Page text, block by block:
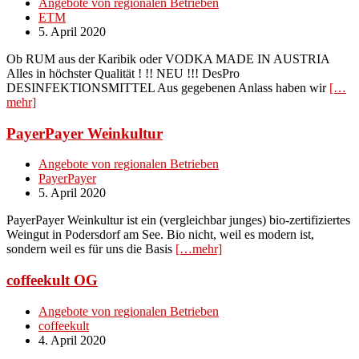
ETM
5. April 2020
Ob RUM aus der Karibik oder VODKA MADE IN AUSTRIA
Alles in höchster Qualität ! !! NEU !!! DesPro
DESINFEKTIONSMITTEL Aus gegebenen Anlass haben wir […
mehr]
PayerPayer Weinkultur
Angebote von regionalen Betrieben
PayerPayer
5. April 2020
PayerPayer Weinkultur ist ein (vergleichbar junges) bio-zertifiziertes
Weingut in Podersdorf am See. Bio nicht, weil es modern ist,
sondern weil es für uns die Basis […mehr]
coffeekult OG
Angebote von regionalen Betrieben
coffeekult
4. April 2020